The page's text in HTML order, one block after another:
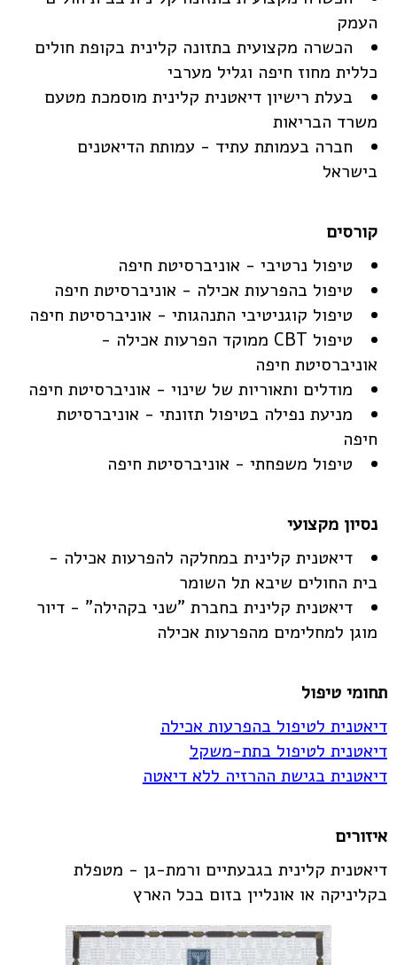
העמק
הכשרה מקצועית בתזונה קלינית בקופת חולים
כללית מחוז חיפה וגליל מערבי
בעלת רישיון דיאטנית קלינית מוסמכת מטעם
משרד הבריאות
חברה בעמותת עתיד - עמותת הדיאטנים
בישראל
טיפול נרטיבי - אוניברסיטת חיפה
טיפול בהפרעות אכילה - אוניברסיטת חיפה
טיפול קוגניטיבי התנהגותי - אוניברסיטת חיפה
טיפול CBT ממוקד הפרעות אכילה -
אוניברסיטת חיפה
מודלים ותאוריות של שינוי - אוניברסיטת חיפה
מניעת נפילה בטיפול תזונתי - אוניברסיטת
חיפה
טיפול משפחתי - אוניברסיטת חיפה
דיאטנית קלינית במחלקה להפרעות אכילה -
בית החולים שיבא תל השומר
דיאטנית קלינית בחברת "שני בקהילה" - דיור
מוגן למחלימים מהפרעות אכילה
תחומי טיפול
דיאטנית לטיפול בהפרעות אכילה
דיאטנית לטיפול בתת-משקל
דיאטנית בגישת ההרזיה ללא דיאטה
איזורים
דיאטנית קלינית בגבעתיים ורמת-גן - מטפלת
בקליניקה או אונליין בזום בכל הארץ